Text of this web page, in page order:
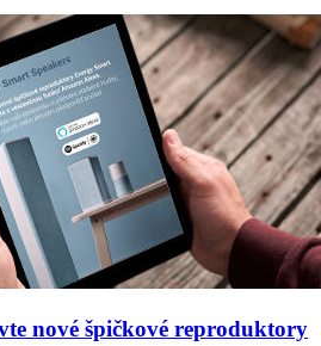
nové špičkové reproduktory